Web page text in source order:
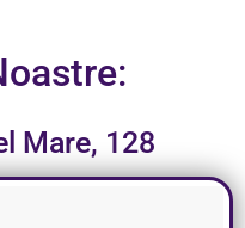
Mare, 128